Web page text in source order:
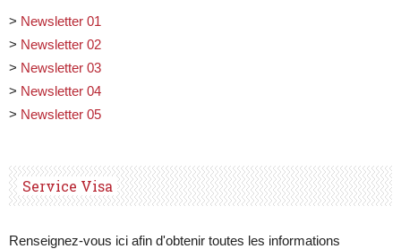
> Newsletter 01
> Newsletter 02
> Newsletter 03
> Newsletter 04
> Newsletter 05
Service Visa
Renseignez-vous ici afin d'obtenir toutes les informations